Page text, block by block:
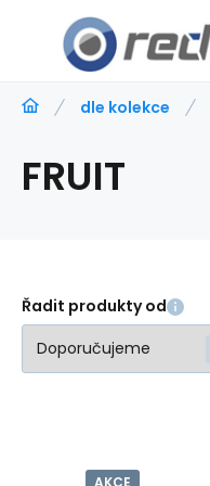
dle kolekce
FRUIT
Řadit produkty od
AKCE